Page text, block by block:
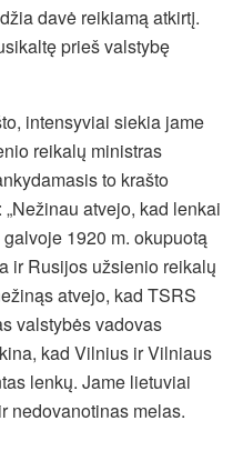
davė reikiamą atkirtį.
prieš valstybę
intensyviai siekia jame
reikalų ministras
to krašto
atvejo, kad lenkai
1920 m. okupuotą
ir Rusijos užsienio reikalų
atvejo, kad TSRS
valstybės vadovas
kad Vilnius ir Vilniaus
lenkų. Jame lietuviai
nedovanotinas melas.